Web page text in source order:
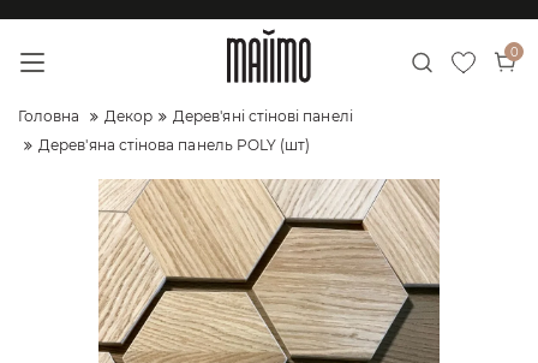
0
Головна Декор
Дерев'яні стінові панелі
Дерев'яна стінова панель POLY (шт)